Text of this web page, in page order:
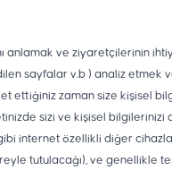
anlamak ve ziyaretçilerinin
sayfalar v.b ) analiz
zaman size kişisel
sizi ve kişisel bilgilerinizi
internet özellikli diğer
tutulacağı), ve